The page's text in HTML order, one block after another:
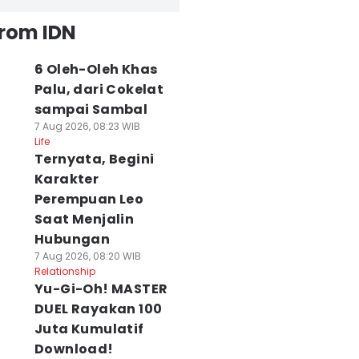
IDN
6 Oleh-Oleh Khas
Palu, dari Cokelat
sampai Sambal
7 Aug 2026, 08:23 WIB
Life
Ternyata, Begini
Karakter
Perempuan Leo
Saat Menjalin
Hubungan
7 Aug 2026, 08:20 WIB
Relationship
Yu-Gi-Oh! MASTER
DUEL Rayakan 100
Juta Kumulatif
Download!